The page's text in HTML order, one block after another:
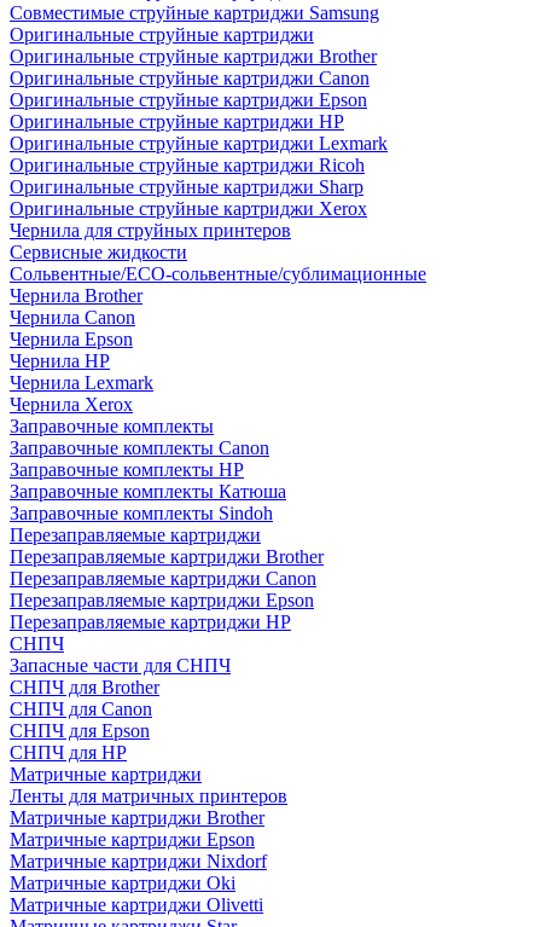
Совместимые струйные картриджи Samsung
Оригинальные струйные картриджи
Оригинальные струйные картриджи Brother
Оригинальные струйные картриджи Canon
Оригинальные струйные картриджи Epson
Оригинальные струйные картриджи HP
Оригинальные струйные картриджи Lexmark
Оригинальные струйные картриджи Ricoh
Оригинальные струйные картриджи Sharp
Оригинальные струйные картриджи Xerox
Чернила для струйных принтеров
Сервисные жидкости
Сольвентные/ECO-сольвентные/сублимационные
Чернила Brother
Чернила Canon
Чернила Epson
Чернила HP
Чернила Lexmark
Чернила Xerox
Заправочные комплекты
Заправочные комплекты Canon
Заправочные комплекты HP
Заправочные комплекты Катюша
Заправочные комплекты Sindoh
Перезаправляемые картриджи
Перезаправляемые картриджи Brother
Перезаправляемые картриджи Canon
Перезаправляемые картриджи Epson
Перезаправляемые картриджи HP
СНПЧ
Запасные части для СНПЧ
СНПЧ для Brother
СНПЧ для Canon
СНПЧ для Epson
СНПЧ для HP
Матричные картриджи
Ленты для матричных принтеров
Матричные картриджи Brother
Матричные картриджи Epson
Матричные картриджи Nixdorf
Матричные картриджи Oki
Матричные картриджи Olivetti